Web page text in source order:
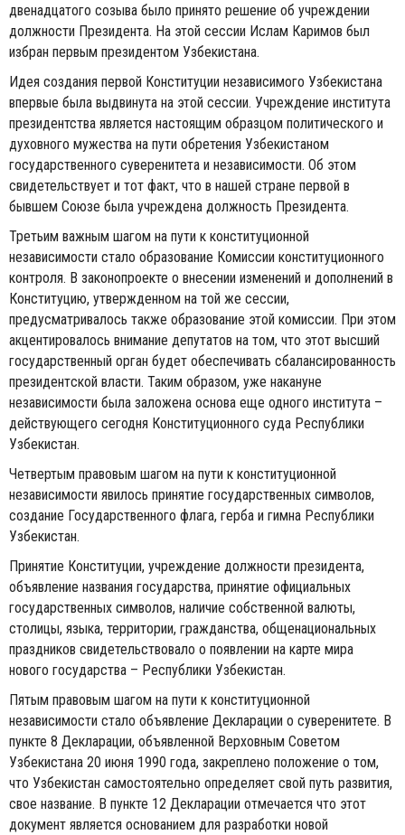
двенадцатого созыва было принято решение об учреждении
должности Президента. На этой сессии Ислам Каримов был
избран первым президентом Узбекистана.
Идея создания первой Конституции независимого Узбекистана
впервые была выдвинута на этой сессии. Учреждение института
президентства является настоящим образцом политического и
духовного мужества на пути обретения Узбекистаном
государственного суверенитета и независимости. Об этом
свидетельствует и тот факт, что в нашей стране первой в
бывшем Союзе была учреждена должность Президента.
Третьим важным шагом на пути к конституционной
независимости стало образование Комиссии конституционного
контроля. В законопроекте о внесении изменений и дополнений в
Конституцию, утвержденном на той же сессии,
предусматривалось также образование этой комиссии. При этом
акцентировалось внимание депутатов на том, что этот высший
государственный орган будет обеспечивать сбалансированность
президент­ской власти. Таким образом, уже накануне
независимости была заложена основа еще одного института –
действующего сегодня Конституционного суда Республики
Узбекистан.
Четвертым правовым шагом на пути к конституционной
независимости явилось принятие государственных символов,
создание Государственного флага, герба и гимна Республики
Узбекистан.
Принятие Конституции, учреждение должности президента,
объявление названия государства, принятие официальных
государственных символов, наличие собственной валюты,
столицы, языка, территории, гражданства, общенациональных
праздников свидетельствовало о появлении на карте мира
нового государства – Республики Узбеки­стан.
Пятым правовым шагом на пути к конституционной
независимости стало объявление Декларации о суверенитете. В
пункте 8 Декларации, объявленной Верховным Советом
Узбекистана 20 июня 1990 года, закреплено положение о том,
что Узбекистан самостоятельно определяет свой путь развития,
свое название. В пункте 12 Декларации отмечается что этот
документ является основанием для разработки новой